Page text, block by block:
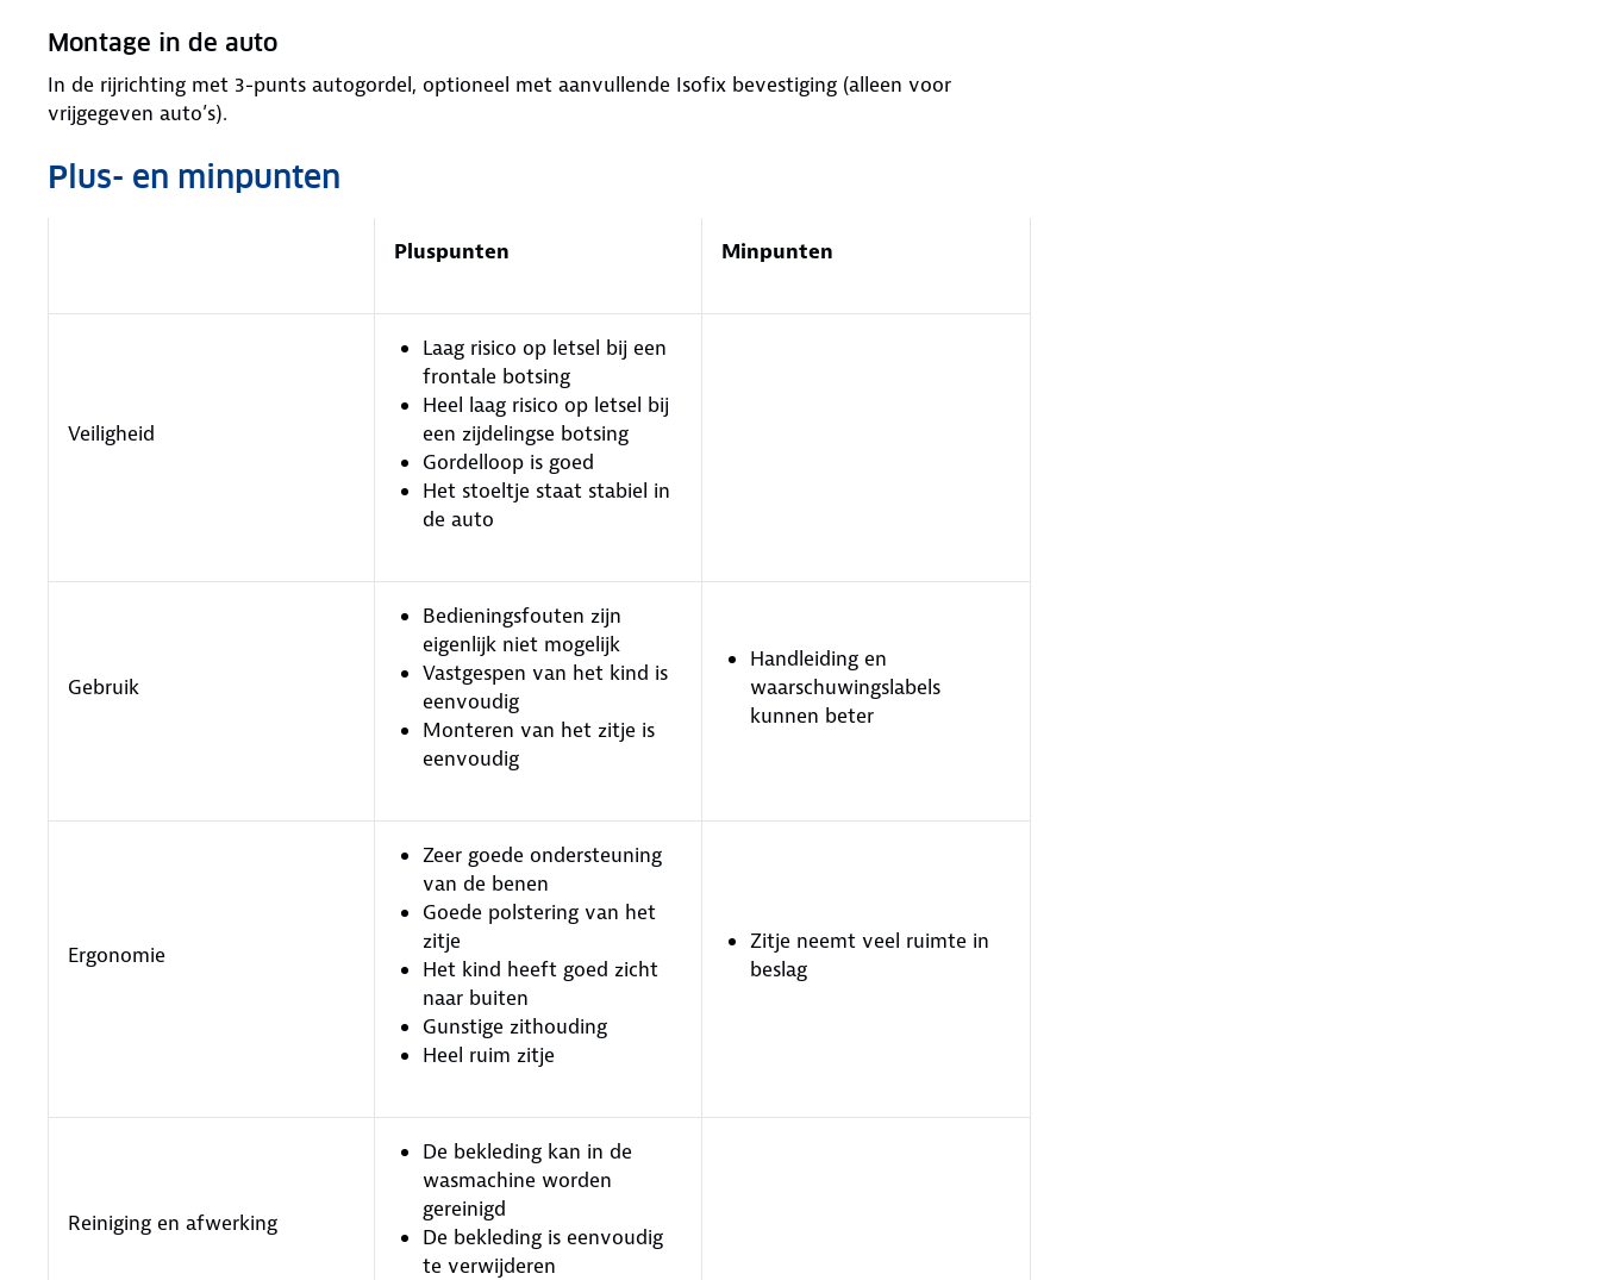
Montage in de auto
In de rijrichting met 3-punts autogordel, optioneel met aanvullende Isofix bevestiging (alleen voor
vrijgegeven auto’s).
Plus- en minpunten
Pluspunten Minpunten
Veiligheid
Laag risico op letsel bij een
frontale botsing
Heel laag risico op letsel bij
een zijdelingse botsing
Gordelloop is goed
Het stoeltje staat stabiel in
de auto
Gebruik
Bedieningsfouten zijn
eigenlijk niet mogelijk
Vastgespen van het kind is
eenvoudig
Monteren van het zitje is
eenvoudig
Handleiding en
waarschuwingslabels
kunnen beter
Ergonomie
Zeer goede ondersteuning
van de benen
Goede polstering van het
zitje
Het kind heeft goed zicht
naar buiten
Gunstige zithouding
Heel ruim zitje
Zitje neemt veel ruimte in
beslag
Reiniging en afwerking
De bekleding kan in de
wasmachine worden
gereinigd
De bekleding is eenvoudig
te verwijderen